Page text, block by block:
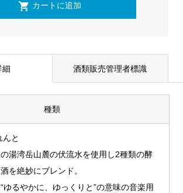
細 酒類販売管理者標識
種類
と
湯湾岳山麓の伏流水を使用し2種類の酵
を絶妙にブレンド。
“ゆるやかに、ゆっくりと”の意味の音楽用